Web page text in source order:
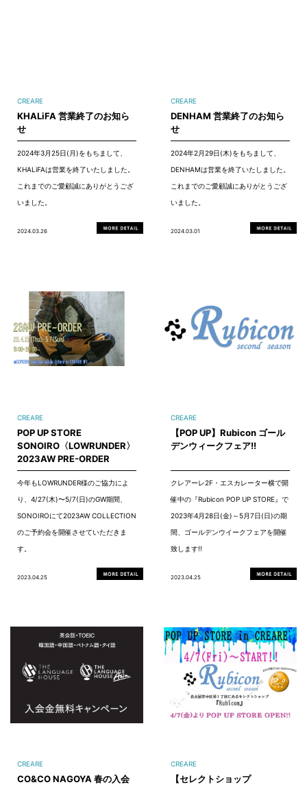
CREARE
KHALiFA 営業終了のお知ら
せ
2024年3月25日(月)をもちまして、
KHALiFAは営業を終了いたしました。
これまでのご愛顧誠にありがとうござ
いました。
2024.03.26
CREARE
DENHAM 営業終了のお知ら
せ
2024年2月29日(木)をもちまして、
DENHAMは営業を終了いたしました。
これまでのご愛顧誠にありがとうござ
いました。
2024.03.01
CREARE
POP UP STORE
SONOIRO〈LOWRUNDER〉
2023AW PRE-ORDER
今年もLOWRUNDER様のご協力によ
り、4/27(木)〜5/7(日)のGW期間、
SONOIROにて2023AW COLLECTION
のご予約会を開催させていただきま
す。
2023.04.25
CREARE
【POP UP】Rubicon ゴール
デンウィークフェア!!
クレアーレ2F・エスカレーター横で開
催中の『Rubicon POP UP STORE』で
2023年4月28日(金)～5月7日(日)の期
間、ゴールデンウイークフェアを開催
致します!!
2023.04.25
CREARE
CO&CO NAGOYA 春の入会
CREARE
【セレクトショップ